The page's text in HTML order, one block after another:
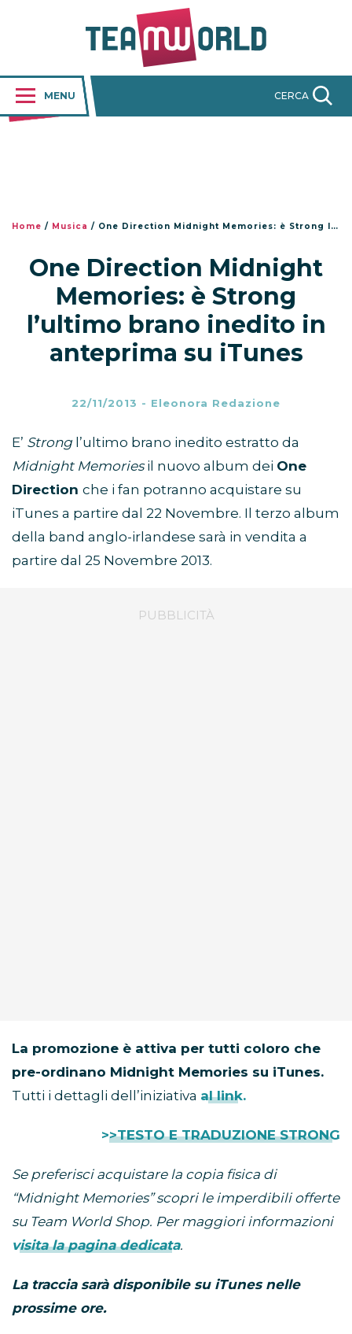
MENU CERCA
Home / Musica / One Direction Midnight Memories: è Strong l’ultimo brano inedito in anteprima su iTunes
One Direction Midnight
Memories: è Strong
l’ultimo brano inedito in
anteprima su iTunes
22/11/2013 - Eleonora Redazione
E’ Strong l’ultimo brano inedito estratto da
Midnight Memoriesil nuovo album dei One
Direction che i fan potranno acquistare su
iTunes a partire dal 22 Novembre. Il terzo album
della band anglo-irlandese sarà in vendita a
partire dal 25 Novembre 2013.
La promozione è attiva per tutti coloro che
pre-ordinano Midnight Memories su iTunes.
Tutti i dettagli dell’iniziativa al link.
>>TESTO E TRADUZIONE STRONG
Se preferisci acquistare la copia fisica di
“Midnight Memories” scopri le imperdibili offerte
su Team World Shop. Per maggiori informazioni
visita la pagina dedicata.
La traccia sarà disponibile su iTunes nelle
prossime ore.